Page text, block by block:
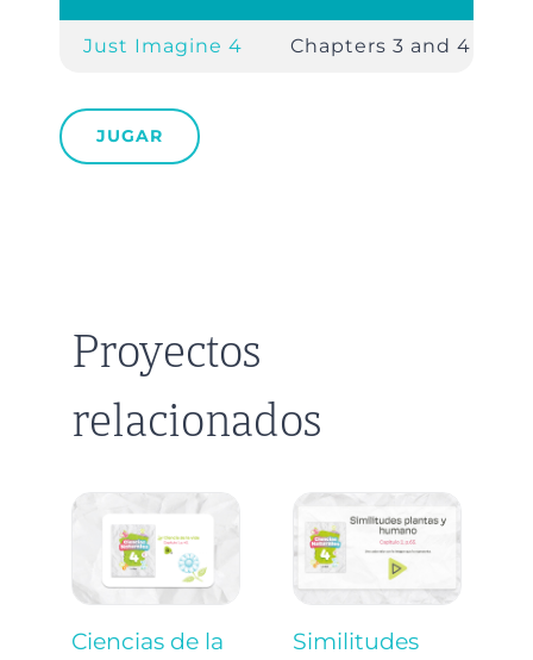
Just Imagine 4 Chapters 3 and 4
JUGAR
Proyectos
relacionados
Ciencias de la
Similitudes